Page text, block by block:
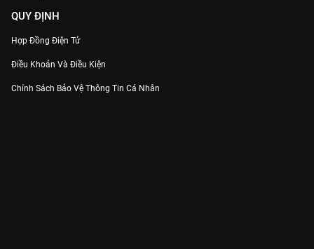
QUY ĐỊNH
Hợp Đồng Điện Tử
Điều Khoản Và Điều Kiện
Chính Sách Bảo Vệ Thông Tin Cá Nhân